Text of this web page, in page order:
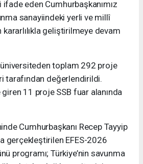
eden Cumhurbaşkanımız
sanayiindeki yerli ve millî
geliştirilmeye devam
üniversiteden toplam 292 proje
tarafından değerlendirildi.
11 proje SSB fuar alanında
Cumhurbaşkanı Recep Tayyip
gerçekleştirilen EFES-2026
programı; Türkiye’nin savunma